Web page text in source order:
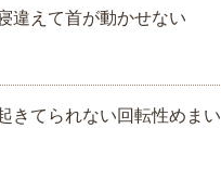
違えて首が動かせない
きてられない回転性めまい